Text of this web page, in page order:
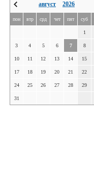
август 2026
пон втр срд чет пят суб
1
3 4 5 6 7 8
10 11 12 13 14 15
17 18 19 20 21 22
24 25 26 27 28 29
31